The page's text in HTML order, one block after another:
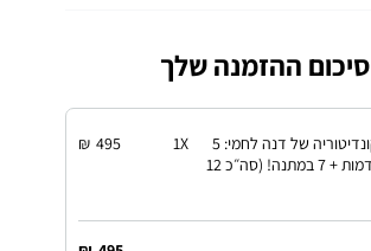
סיכום ההזמנה שלך
בית הספר לקונדיטוריה של דנה לחמי: 5
סדנאות מתקדמות + 7 במתנה! (סה״כ 12
X
1
495
₪